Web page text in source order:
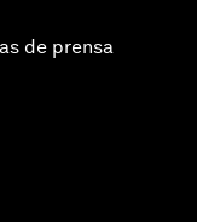
de prensa